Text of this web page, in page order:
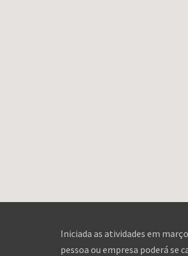
Iniciada as atividades em
pessoa ou empresa poderá se